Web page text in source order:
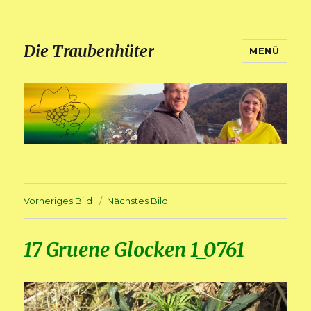
Die Traubenhüter MENÜ
Vorheriges Bild Nächstes Bild
17 Gruene Glocken 1_0761